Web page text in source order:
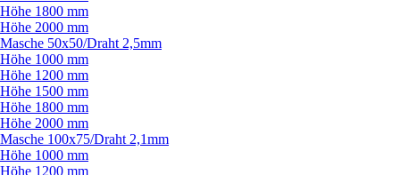
Höhe 1800 mm
Höhe 2000 mm
Masche 50x50/Draht 2,5mm
Höhe 1000 mm
Höhe 1200 mm
Höhe 1500 mm
Höhe 1800 mm
Höhe 2000 mm
Masche 100x75/Draht 2,1mm
Höhe 1000 mm
Höhe 1200 mm